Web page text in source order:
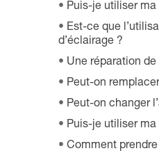
Puis-je utiliser
Est-ce que
d’éclairage ?
Une réparation
Peut-on
Peut-on changer
Puis-je utiliser ma
Comment